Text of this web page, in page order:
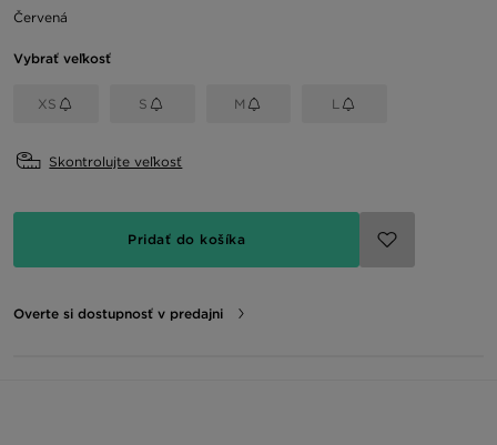
Červená
Vybrať veľkosť
XS S M L
Skontrolujte veľkosť
Pridať do košíka
Overte si dostupnosť v predajni